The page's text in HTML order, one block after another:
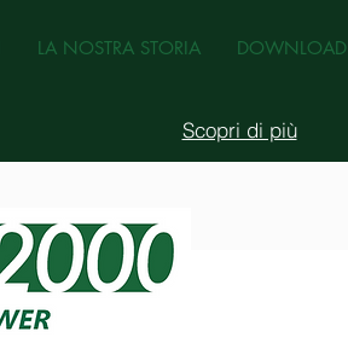
LA NOSTRA STORIA DOWNLOAD
Scopri di più